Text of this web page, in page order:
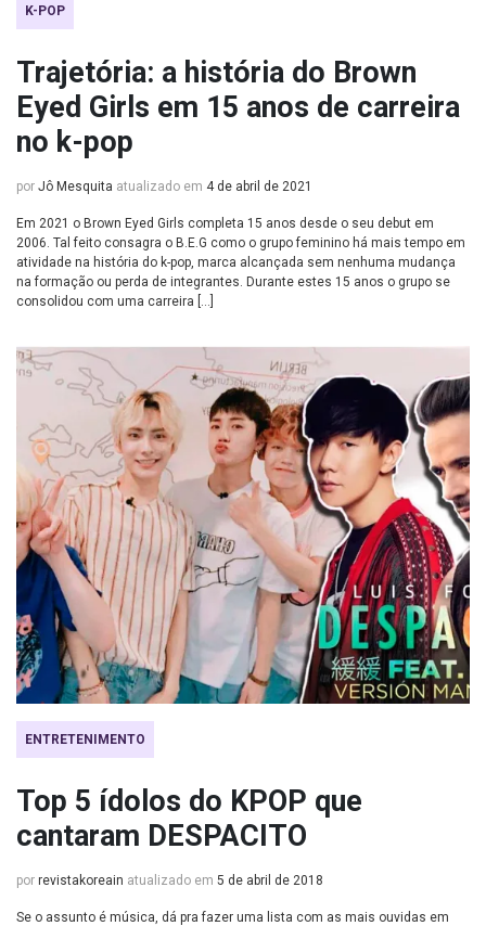
K-POP
Trajetória: a história do Brown
Eyed Girls em 15 anos de carreira
no k-pop
por Jô Mesquita atualizado em 4 de abril de 2021
Em 2021 o Brown Eyed Girls completa 15 anos desde o seu debut em
2006. Tal feito consagra o B.E.G como o grupo feminino há mais tempo em
atividade na história do k-pop, marca alcançada sem nenhuma mudança
na formação ou perda de integrantes. Durante estes 15 anos o grupo se
consolidou com uma carreira […]
ENTRETENIMENTO
Top 5 ídolos do KPOP que
cantaram DESPACITO
por revistakoreain atualizado em 5 de abril de 2018
Se o assunto é música, dá pra fazer uma lista com as mais ouvidas em